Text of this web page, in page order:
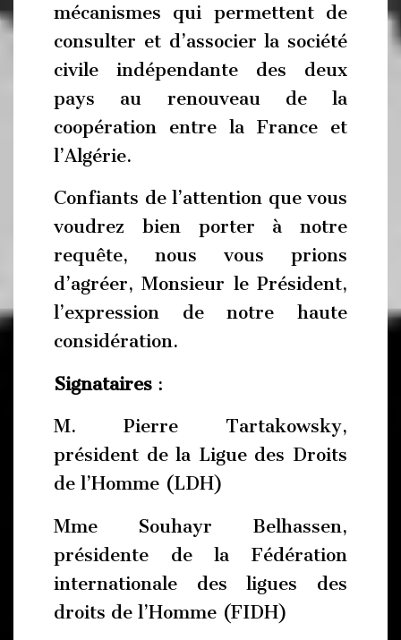
mécanismes qui permettent de
consulter et d’associer la société
civile indépendante des deux
pays au renouveau de la
coopération entre la France et
l’Algérie.
Confiants de l’attention que vous
voudrez bien porter à notre
requête, nous vous prions
d’agréer, Monsieur le Président,
l’expression de notre haute
considération.
Signataires :
M. Pierre Tartakowsky,
président de la Ligue des Droits
de l’Homme (LDH)
Mme Souhayr Belhassen,
présidente de la Fédération
internationale des ligues des
droits de l’Homme (FIDH)